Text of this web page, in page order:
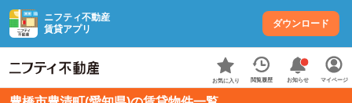
ニフティ不動産
賃貸アプリ
ダウンロード
お気に入り 閲覧履歴 お知らせ マイページ